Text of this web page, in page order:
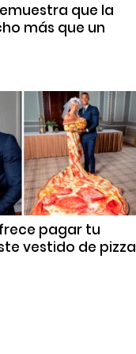
que la
más que un
pagar tu
vestido de pizza